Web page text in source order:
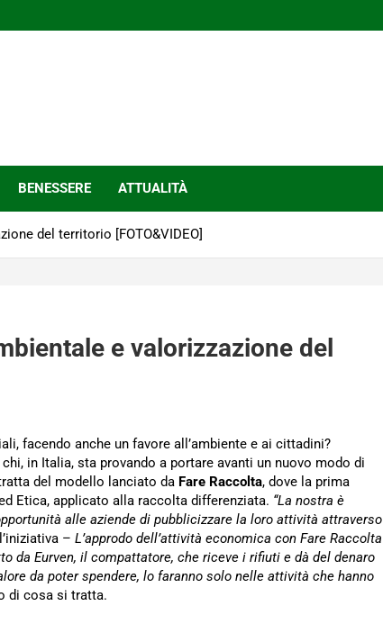
BENESSERE ATTUALITÀ
del territorio [FOTO&VIDEO]
e valorizzazione del
facendo anche un favore all’ambiente e ai cittadini?
in Italia, sta provando a portare avanti un nuovo modo di
del modello lanciato da Fare Raccolta, dove la prima
Etica, applicato alla raccolta differenziata. “La nostra è
alle aziende di pubblicizzare la loro attività attraverso
– L’approdo dell’attività economica con Fare Raccolta
da Eurven, il compattatore, che riceve i rifiuti e dà del denaro
da poter spendere, lo faranno solo nelle attività che hanno
di cosa si tratta.